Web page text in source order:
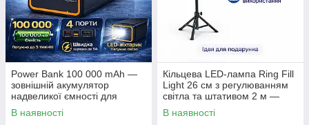
Power Bank 100 000 mAh —
зовнішній акумулятор
надвеликої ємності для
телефону, роутера та
автономного живлення
В наявності
Кільцева LED-лампа Ring Fill
Light 26 см з регулюванням
світла та штативом 2 м —
світло для селфі, блогерів,
візажистів, фото-віде
В наявності